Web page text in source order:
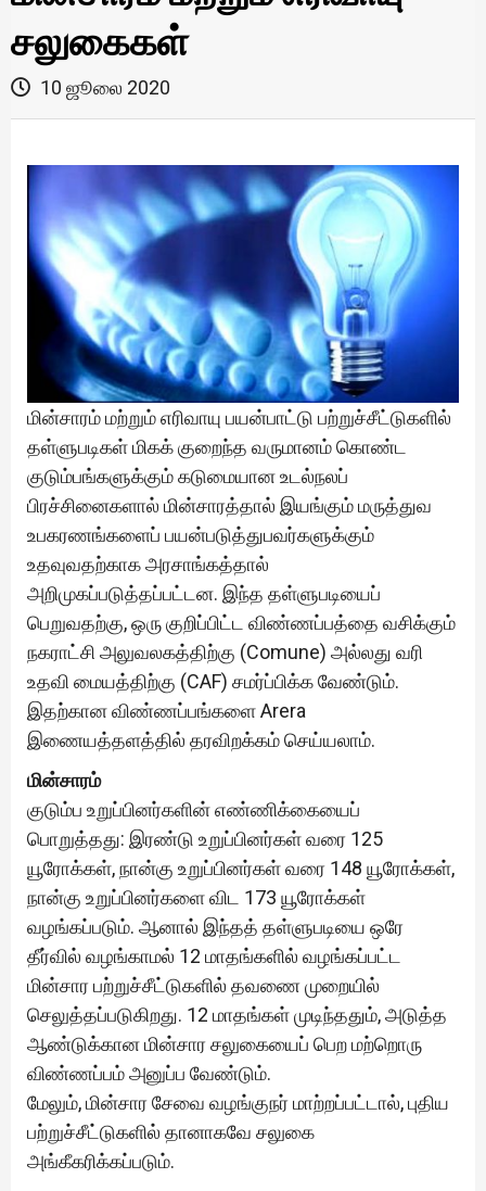
சலுகைகள்
10 ஜூலை 2020
மின்சாரம் மற்றும் எரிவாயு பயன்பாட்டு பற்றுச்சீட்டுகளில்
தள்ளுபடிகள் மிகக் குறைந்த வருமானம் கொண்ட
குடும்பங்களுக்கும் கடுமையான உடல்நலப்
பிரச்சினைகளால் மின்சாரத்தால் இயங்கும் மருத்துவ
உபகரணங்களைப் பயன்படுத்துபவர்களுக்கும்
உதவுவதற்காக அரசாங்கத்தால்
அறிமுகப்படுத்தப்பட்டன. இந்த தள்ளுபடியைப்
பெறுவதற்கு, ஒரு குறிப்பிட்ட விண்ணப்பத்தை வசிக்கும்
நகராட்சி அலுவலகத்திற்கு (Comune) அல்லது வரி
உதவி மையத்திற்கு (CAF) சமர்ப்பிக்க வேண்டும்.
இதற்கான விண்ணப்பங்களை Arera
இணையத்தளத்தில் தரவிறக்கம் செய்யலாம்.
மின்சாரம்
குடும்ப உறுப்பினர்களின் எண்ணிக்கையைப்
பொறுத்தது: இரண்டு உறுப்பினர்கள் வரை 125
யூரோக்கள், நான்கு உறுப்பினர்கள் வரை 148 யூரோக்கள்,
நான்கு உறுப்பினர்களை விட 173 யூரோக்கள்
வழங்கப்படும். ஆனால் இந்தத் தள்ளுபடியை ஒரே
தீர்வில் வழங்காமல் 12 மாதங்களில் வழங்கப்பட்ட
மின்சார பற்றுச்சீட்டுகளில் தவணை முறையில்
செலுத்தப்படுகிறது. 12 மாதங்கள் முடிந்ததும், அடுத்த
ஆண்டுக்கான மின்சார சலுகையைப் பெற மற்றொரு
விண்ணப்பம் அனுப்ப வேண்டும்.
மேலும், மின்சார சேவை வழங்குநர் மாற்றப்பட்டால், புதிய
பற்றுச்சீட்டுகளில் தானாகவே சலுகை
அங்கீகரிக்கப்படும்.